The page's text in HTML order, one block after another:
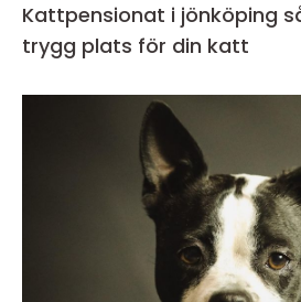
Kattpensionat i jönköping så hittar du en
trygg plats för din katt